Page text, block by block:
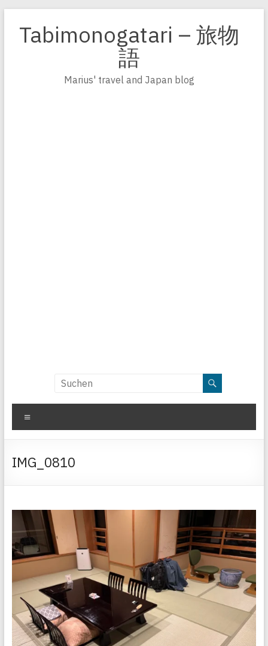
Inhalt
springen
Tabimonogatari – 旅物
語
Marius' travel and Japan blog
IMG_0810